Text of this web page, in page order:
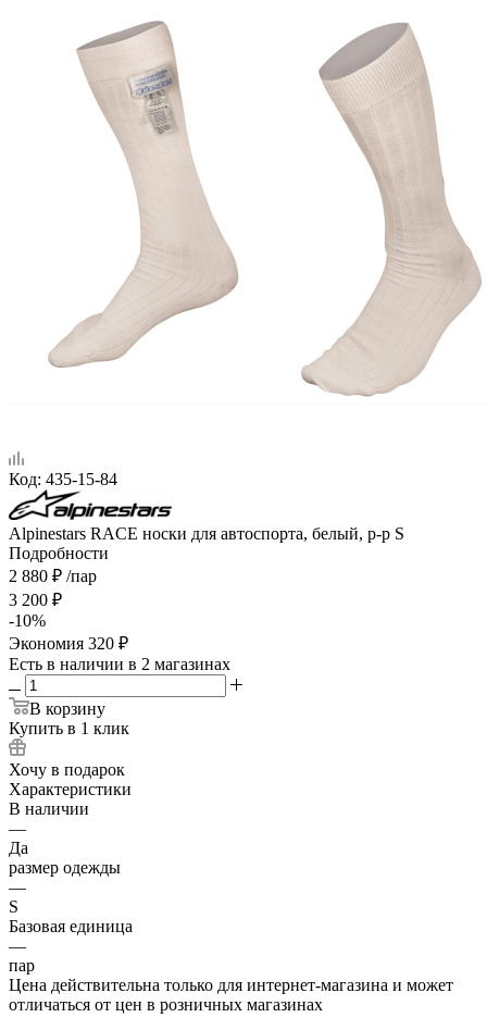
Код: 435-15-84
Alpinestars RACE носки для автоспорта, белый, р-р S
Подробности
2 880 ₽ /пар
3 200 ₽
-10%
Экономия 320 ₽
Есть в наличии в 2 магазинах
В корзину
Купить в 1 клик
Хочу в подарок
Характеристики
В наличии
—
Да
размер одежды
—
S
Базовая единица
—
пар
Цена действительна только для интернет-магазина и может
отличаться от цен в розничных магазинах